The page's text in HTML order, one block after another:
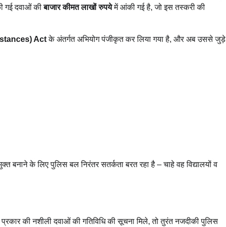
गई दवाओं कीबाजार कीमत लाखों रुपयेमें आंकी गई है, जो इस तस्करी की
Actके अंतर्गत अभियोग पंजीकृत कर लिया गया है, और अब उससे जुड़े
बनाने के लिए पुलिस बल निरंतर सतर्कता बरत रहा है – चाहे वह विद्यालयों व
की नशीली दवाओं की गतिविधि की सूचना मिले, तो तुरंत नजदीकी पुलिस